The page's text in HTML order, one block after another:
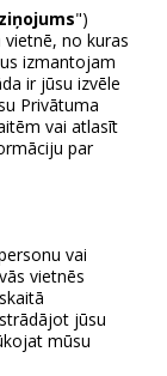
")
no kuras
izmantojam
ir jūsu izvēle
Privātuma
vai atlasīt
par
vai
vietnēs
jūsu
mūsu